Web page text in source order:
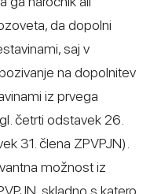
da dopolni
saj v
na dopolnitev
iz prvega
četrti odstavek 26.
31. člena ZPVPJN).
možnost iz
skladno s katero